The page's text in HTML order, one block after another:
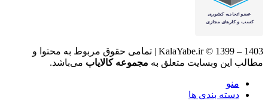
KalaYabe.ir © 1399 – 1403 | تمامی حقوق مربوط به محتوا و
مطالب این وبسایت متعلق به مجموعه کالایاب می‌باشد.
منو
دسته بندی ها